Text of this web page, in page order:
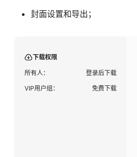
封面设置和导出；
下载权限
所有人：
登录后下载
VIP用户组：
免费下载